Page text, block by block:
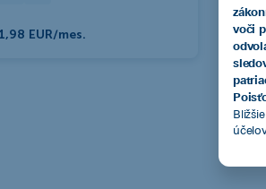
EUR/mes.
voči